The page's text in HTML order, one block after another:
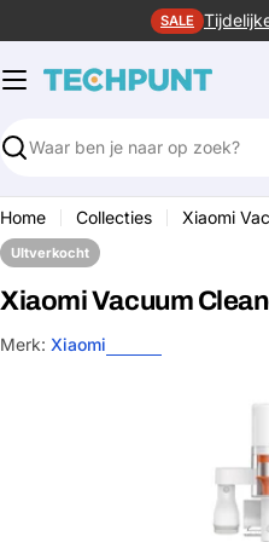
naar
inhoud
SALE
Zoeken
Home Collecties Xiaomi
UItverkocht
Xiaomi Vacuum
Merk: Xiaomi